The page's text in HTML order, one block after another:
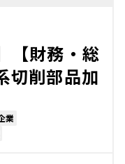
【財務・総
切削部品加
業